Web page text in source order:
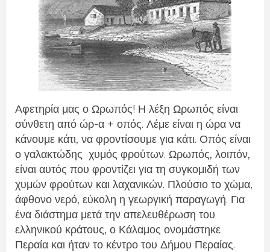
Αφετηρία μας ο Ωρωπός! Η λέξη Ωρωπός είναι
σύνθετη από ώρ-α + οπός. Λέμε είναι η ώρα να
κάνουμε κάτι, να φροντίσουμε για κάτι. Οπός είναι
ο γαλακτώδης χυμός φρούτων. Ωρωπός, λοιπόν,
είναι αυτός που φροντίζει για τη συγκομιδή των
χυμών φρούτων και λαχανικών. Πλούσιο το χώμα,
άφθονο νερό, εύκολη η γεωργική παραγωγή. Για
ένα διάστημα μετά την απελευθέρωση του
ελληνικού κράτους, ο Κάλαμος ονομάστηκε
Περαία και ήταν το κέντρο του Δήμου Περαίας.